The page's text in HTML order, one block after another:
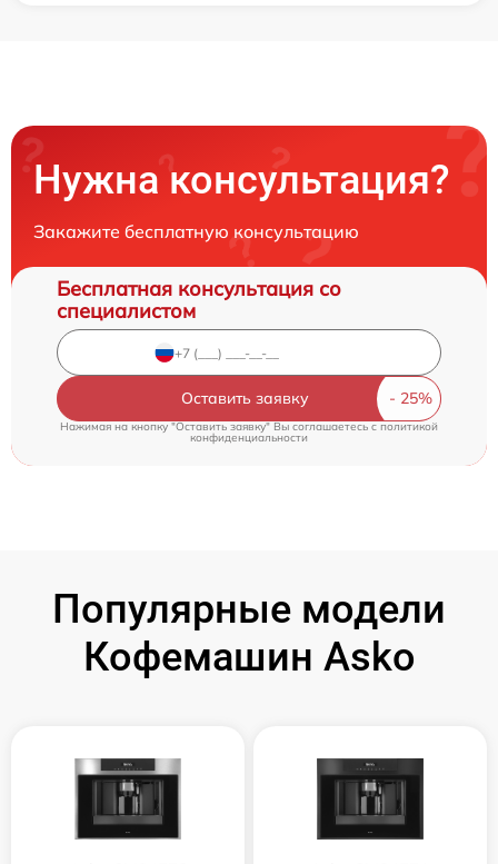
Нужна консультация?
Закажите бесплатную консультацию
Бесплатная консультация со
специалистом
Оставить заявку
Нажимая на кнопку "Оставить заявку" Вы соглашаетесь c политикой
конфиденциальности
Популярные модели
Кофемашин Asko